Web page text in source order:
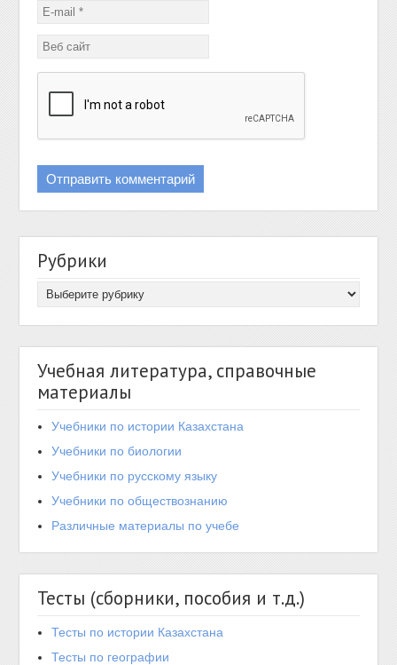
Рубрики
Учебная литература, справочные
материалы
Учебники по истории Казахстана
Учебники по биологии
Учебники по русскому языку
Учебники по обществознанию
Различные материалы по учебе
Тесты (сборники, пособия и т.д.)
Тесты по истории Казахстана
Тесты по географии